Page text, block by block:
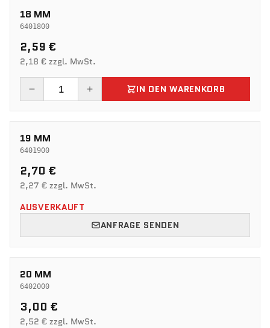
18 MM
6401800
2,59 €
2,18 € zzgl. MwSt.
IN DEN WARENKORB
19 MM
6401900
2,70 €
2,27 € zzgl. MwSt.
AUSVERKAUFT
ANFRAGE SENDEN
20 MM
6402000
3,00 €
2,52 € zzgl. MwSt.